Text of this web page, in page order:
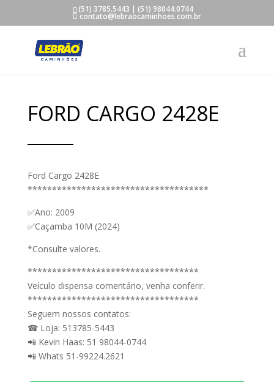
(51) 3785.5443 | (51) 98044.0744
contato@lebraocaminhoes.com.br
FORD CARGO 2428E
Ford Cargo 2428E
*************************************
✅Ano: 2009
✅Caçamba 10M (2024)
*Consulte valores.
***********************************
Veículo dispensa comentário, venha conferir.
***********************************
Seguem nossos contatos:
☎ Loja: 513785-5443
📲 Kevin Haas: 51 98044-0744
📲 Whats 51-99224.2621